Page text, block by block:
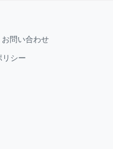
お問い合わせ
リシー